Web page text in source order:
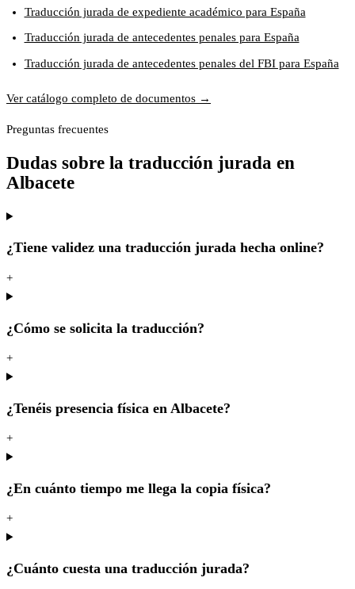
Traducción jurada de expediente académico para España
Traducción jurada de antecedentes penales para España
Traducción jurada de antecedentes penales del FBI para España
Ver catálogo completo de documentos →
Preguntas frecuentes
Dudas sobre la traducción jurada en
Albacete
¿Tiene validez una traducción jurada hecha online?
+
¿Cómo se solicita la traducción?
+
¿Tenéis presencia física en Albacete?
+
¿En cuánto tiempo me llega la copia física?
+
¿Cuánto cuesta una traducción jurada?